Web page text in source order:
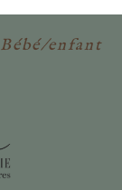
Bébé/enfant